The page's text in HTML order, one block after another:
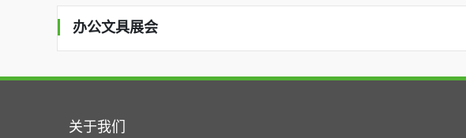
办公文具展会
关于我们